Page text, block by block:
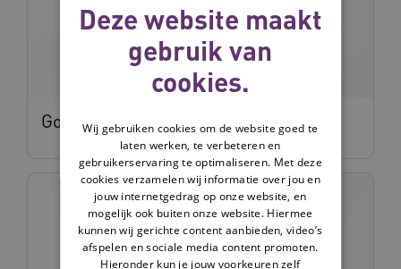
Godelief Willemse
Deze website maakt
gebruik van
cookies.
Wij gebruiken cookies om de website goed te
laten werken, te verbeteren en
gebruikerservaring te optimaliseren. Met deze
cookies verzamelen wij informatie over jou en
jouw internetgedrag op onze website, en
mogelijk ook buiten onze website. Hiermee
kunnen wij gerichte content aanbieden, video’s
afspelen en sociale media content promoten.
Hieronder kun je jouw voorkeuren zelf